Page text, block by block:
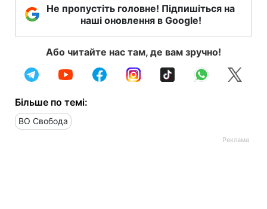
Не пропустіть головне! Підпишіться на
наші оновлення в Google!
Або читайте нас там, де вам зручно!
Більше по темі:
ВО Свобода